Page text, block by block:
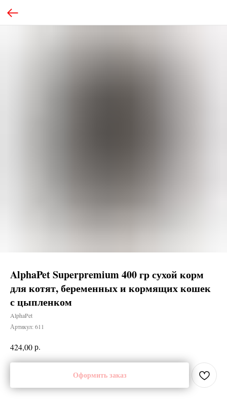
AlphaPet Superpremium 400 гр сухой корм
для котят, беременных и кормящих кошек
с цыпленком
AlphaPet
Артикул: 611
424,00р.
Оформить заказ